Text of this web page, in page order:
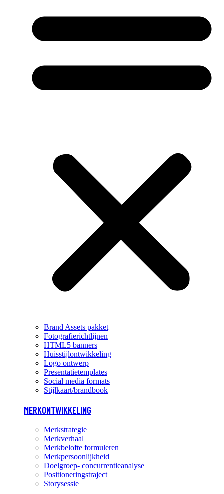
Brand Assets pakket
Fotografierichtlijnen
HTML5 banners
Huisstijlontwikkeling
Logo ontwerp
Presentatietemplates
Social media formats
Stijlkaart/brandbook
MERKONTWIKKELING
Merkstrategie
Merkverhaal
Merkbelofte formuleren
Merkpersoonlijkheid
Doelgroep- concurrentieanalyse
Positioneringstraject
Storysessie